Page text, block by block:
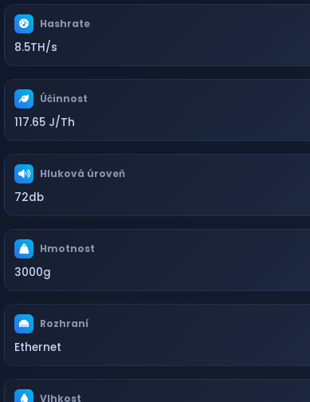
Hashrate
8.5TH/s
Účinnost
117.65 J/Th
Hluková úroveň
72db
Hmotnost
3000g
Rozhraní
Ethernet
Vlhkost